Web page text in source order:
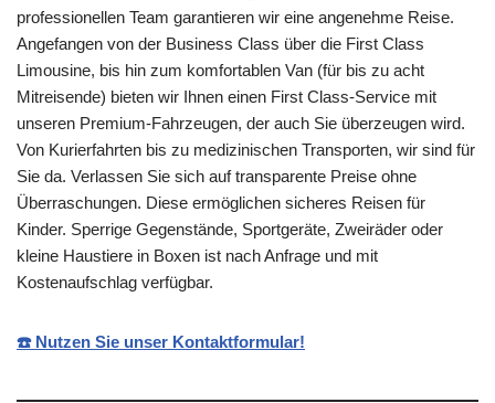
professionellen Team garantieren wir eine angenehme Reise.
Angefangen von der Business Class über die First Class
Limousine, bis hin zum komfortablen Van (für bis zu acht
Mitreisende) bieten wir Ihnen einen First Class-Service mit
unseren Premium-Fahrzeugen, der auch Sie überzeugen wird.
Von Kurierfahrten bis zu medizinischen Transporten, wir sind für
Sie da. Verlassen Sie sich auf transparente Preise ohne
Überraschungen. Diese ermöglichen sicheres Reisen für
Kinder. Sperrige Gegenstände, Sportgeräte, Zweiräder oder
kleine Haustiere in Boxen ist nach Anfrage und mit
Kostenaufschlag verfügbar.
☎️ Nutzen Sie unser Kontaktformular!